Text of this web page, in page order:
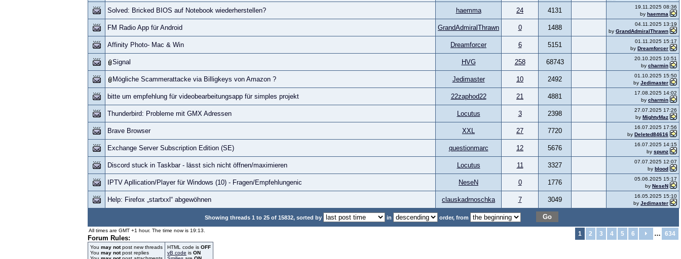
Solved: Bricked BIOS auf Notebook wiederherstellen? haemma 24 4131
19.11.2025 08:36
by haemma
FM Radio App für Android GrandAdmiralThrawn 0 1488
04.11.2025 13:19
by GrandAdmiralThrawn
Affinity Photo- Mac & Win Dreamforcer 6 5151
01.11.2025 15:17
by Dreamforcer
Signal HVG 258 68743
20.10.2025 10:51
by charmin
Mögliche Scammerattacke via Billigkeys von Amazon ? Jedimaster 10 2492
01.10.2025 15:50
by Jedimaster
bitte um empfehlung für videobearbeitungsapp für simples projekt 22zaphod22 21 4881
17.08.2025 14:02
by charmin
Thunderbird: Probleme mit GMX Adressen Locutus 3 2398
27.07.2025 17:26
by MightyMaz
Brave Browser XXL 27 7720
16.07.2025 17:56
by Deleted84616
Exchange Server Subscription Edition (SE) questionmarc 12 5676
16.07.2025 14:15
by spunz
Discord stuck in Taskbar - lässt sich nicht öffnen/maximieren Locutus 11 3327
07.07.2025 12:07
by blood
IPTV Apllication/Player für Windows (10) - Fragen/Empfehlungenic NeseN 0 1776
05.06.2025 15:17
by NeseN
Help: Firefox „startxxl“ abgewöhnen clauskadrnoschka 7 3049
16.05.2025 15:10
by Jedimaster
Showing threads 1 to 25 of 15832, sorted by in order, from Go
1 2 3 4 5 6 … 634
All times are GMT +1 hour. The time now is 19:13.
Forum Rules:
You may notpost new threads
You may notpost replies
HTML code is OFF
vB code is ON